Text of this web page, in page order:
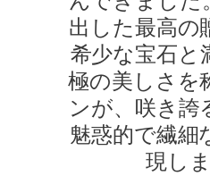
出した最高の
希少な宝石と
極の美しさを
ンが、咲き誇
魅惑的で繊細
現しま